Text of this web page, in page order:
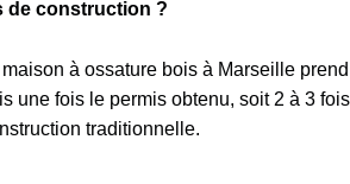
de construction ?
maison à ossature bois à Marseille prend
une fois le permis obtenu, soit 2 à 3 fois
traditionnelle.